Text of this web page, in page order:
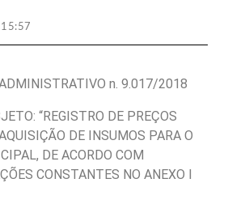
15:57
n. 9.017/2018
“REGISTRO DE PREÇOS
DE INSUMOS PARA O
DE ACORDO COM
CONSTANTES NO ANEXO I